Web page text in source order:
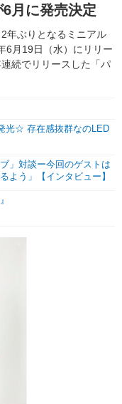
イベント
コスプレ
新帝スタ
ラジオ
コラム
月に発売決定
年ぶりとなるミニアル
6月19日（水）にリリー
続でリリースした「パ
光☆ 存在感抜群なのLED
」対談ー今回のゲストは
よう」【インタビュー】